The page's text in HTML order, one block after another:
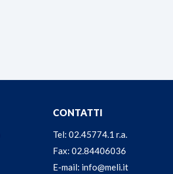
CONTATTI
Tel: 02.45774.1 r.a.
Fax: 02.84406036
E-mail: info@meli.it